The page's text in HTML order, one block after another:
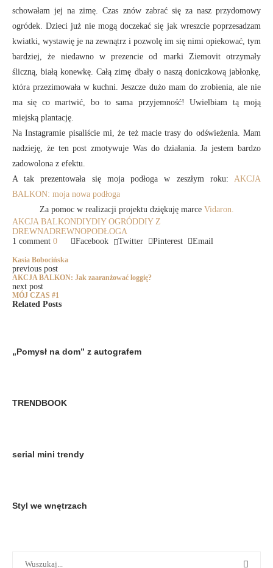
schowałam jej na zimę. Czas znów zabrać się za nasz przydomowy
ogródek. Dzieci już nie mogą doczekać się jak wreszcie poprzesadzam
kwiatki, wystawię je na zewnątrz i pozwolę im się nimi opiekować, tym
bardziej, że niedawno w prezencie od marki Ziemovit otrzymały
śliczną, białą konewkę. Całą zimę dbały o naszą doniczkową jabłonkę,
która przezimowała w kuchni. Jeszcze dużo mam do zrobienia, ale nie
ma się co martwić, bo to sama przyjemność! Uwielbiam tą moją
miejską plantację.
Na Instagramie pisaliście mi, że też macie trasy do odświeżenia. Mam
nadzieję, że ten post zmotywuje Was do działania. Ja jestem bardzo
zadowolona z efektu.
A tak prezentowała się moja podłoga w zeszłym roku: AKCJA
BALKON: moja nowa podłoga
Za pomoc w realizacji projektu dziękuję marce Vidaron.
AKCJA BALKONDIYDIY OGRÓDDIY Z
DREWNADREWNOPODŁOGA
1 comment 0 Facebook Twitter Pinterest Email
Kasia Bobocińska
previous post
AKCJA BALKON: Jak zaaranżować loggię?
next post
MÓJ CZAS #1
Related Posts
„Pomysł na dom” z autografem
TRENDBOOK
serial mini trendy
Styl we wnętrzach